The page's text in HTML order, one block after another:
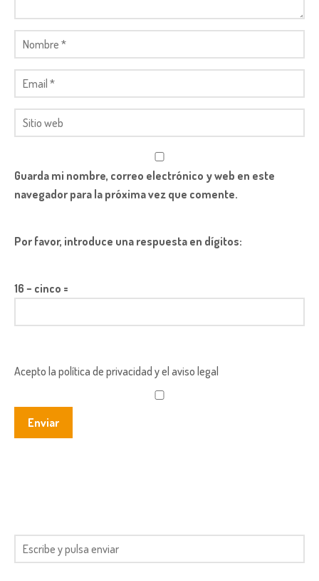
Guarda mi nombre, correo electrónico y web en este
navegador para la próxima vez que comente.
Por favor, introduce una respuesta en dígitos:
16 − cinco =
Acepto la política de privacidad y el aviso legal